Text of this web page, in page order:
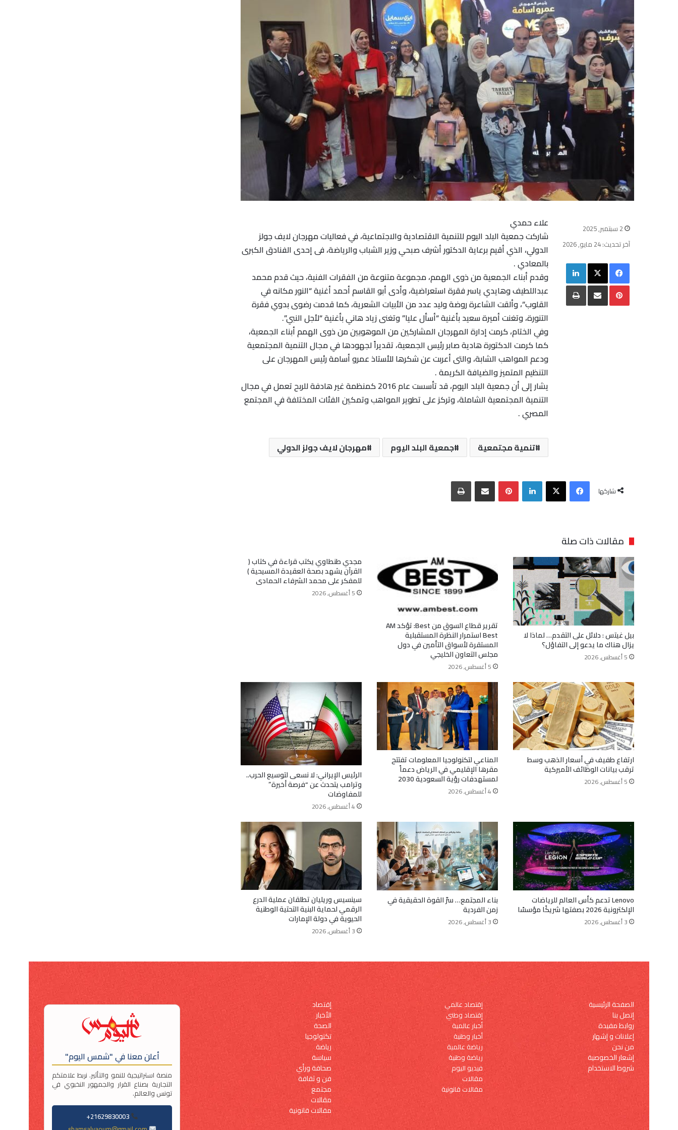
علاء حمدي
شاركت جمعية البلد اليوم للتنمية الاقتصادية والاجتماعية، في فعاليات مهرجان لايف جولز
الدولي، الذي أقيم برعاية الدكتور أشرف صبحي وزير الشباب والرياضة، فى إحدى الفنادق الكبرى
بالمعادي .
وقدم أبناء الجمعية من ذوى الهمم، مجموعة متنوعة من الفقرات الفنية، حيث قدم محمد
عبداللطيف وهايدي ياسر فقرة استعراضية، وأدى أبو القاسم أحمد أغنية “النور مكانه في
القلوب”، وألقت الشاعرة روضة وليد عدد من الأبيات الشعرية، كما قدمت رضوى بدوي فقرة
التنورة، وتغنت أميرة سعيد بأغنية “أسأل عليا” وتغنى زياد هاني بأغنية “لأجل النبي”.
وفي الختام، كرمت إدارة المهرجان المشاركين من الموهوبين من ذوى الهمم أبناء الجمعية،
كما كرمت الدكتورة هادية صابر رئيس الجمعية، تقديراً لجهودها في مجال التنمية المجتمعية
ودعم المواهب الشابة، والتى أعربت عن شكرها للأستاذ عمرو أسامة رئيس المهرجان على
التنظيم المتميز والضيافة الكريمة .
يشار إلى أن جمعية البلد اليوم، قد تأسست عام 2016 كمنظمة غير هادفة للربح تعمل في مجال
التنمية المجتمعية الشاملة، وتركز على تطوير المواهب وتمكين الفئات المختلفة في المجتمع
المصري .
تنمية مجتمعية جمعية البلد اليوم مهرجان لايف جولز الدولي
2 سبتمبر, 2025
آخر تحديث: 24 مايو, 2026
فيسبوك‫X
لينكدإن
بينتيريستمشاركة عبر البريد طباعة
شاركها
فيسبوك‫X لينكدإن بينتيريستمشاركة عبر البريد طباعة
مقالات ذات صلة
بيل غيتس : دلائل على التقدم… لماذا لا
يزال هناك ما يدعو إلى التفاؤل؟
5 أغسطس, 2026
تقرير قطاع السوق من Best: تؤكد AM
Best استمرار النظرة المستقبلية
المستقرة لأسواق التأمين في دول
مجلس التعاون الخليجي
5 أغسطس, 2026
مجدي طنطاوي يكتب قراءة في كتاب (
القرآن يشهد بصحة العقيدة المسيحية )
للمفكر على محمد الشرفاء الحمادى
5 أغسطس, 2026
ارتفاع طفيف في أسعار الذهب وسط
ترقب بيانات الوظائف الأميركية
5 أغسطس, 2026
المناعي لتكنولوجيا المعلومات تفتتح
مقرها الإقليمي في الرياض دعماً
لمستهدفات رؤية السعودية 2030
4 أغسطس, 2026
الرئيس الإيراني: لا نسعى لتوسيع الحرب..
وترامب يتحدث عن “فرصة أخيرة”
للمفاوضات
4 أغسطس, 2026
Lenovo تدعم كأس العالم للرياضات
الإلكترونية 2026 بصفتها شريكًا مؤسسًا
3 أغسطس, 2026
بناء المجتمع… سرّ القوة الحقيقية في
زمن الفردية
3 أغسطس, 2026
سينسيس وريليان تطلقان عملية الدرع
الرقمي لحماية البنية التحتية الوطنية
الحيوية في دولة الإمارات
3 أغسطس, 2026
الصفحة الرئيسية
إتصل بنا
روابط مفيدة
إعلانات و إشهار
من نحن
إشعار الخصوصية
شروط الاستخدام
إقتصاد عالمي
إقتصاد وطني
أخبار عالمية
أخبار وطنية
رياضة عالمية
رياضة وطنية
فيديو اليوم
مقالات
مقالات قانونية
إقتصاد
الأخبار
الصحة
تكنولوجيا
رياضة
سياسة
صحافة ورأي
فن و ثقافة
مجتمع
مقالات
مقالات قانونية
أعلن معنا في "شمس اليوم"
منصة استراتيجية للنمو والتأثير. نربط علامتكم
التجارية بصناع القرار والجمهور النخبوي في
تونس والعالم.
21629830003+